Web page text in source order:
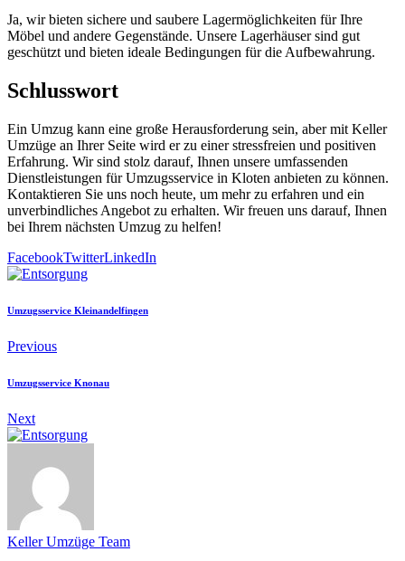
Ja, wir bieten sichere und saubere Lagermöglichkeiten für Ihre
Möbel und andere Gegenstände. Unsere Lagerhäuser sind gut
geschützt und bieten ideale Bedingungen für die Aufbewahrung.
Schlusswort
Ein Umzug kann eine große Herausforderung sein, aber mit Keller
Umzüge an Ihrer Seite wird er zu einer stressfreien und positiven
Erfahrung. Wir sind stolz darauf, Ihnen unsere umfassenden
Dienstleistungen für Umzugsservice in Kloten anbieten zu können.
Kontaktieren Sie uns noch heute, um mehr zu erfahren und ein
unverbindliches Angebot zu erhalten. Wir freuen uns darauf, Ihnen
bei Ihrem nächsten Umzug zu helfen!
FacebookTwitterLinkedIn
Umzugsservice Kleinandelfingen
Previous
Umzugsservice Knonau
Next
Keller Umzüge Team